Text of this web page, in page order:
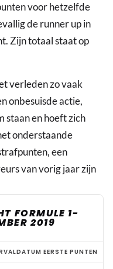
voor hetzelfde
de runner up in
Zijn totaal staat op
verleden zo vaak
onbesuisde actie,
staan en hoeft zich
onderstaande
een
van vorig jaar zijn
FORMULE 1-
2019
EERSTE PUNTEN